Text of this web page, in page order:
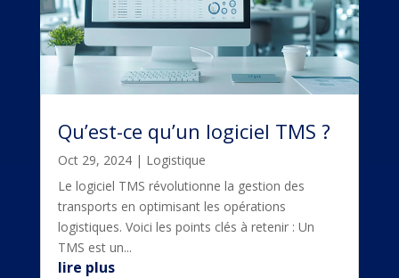
Qu’est-ce qu’un logiciel TMS ?
Oct 29, 2024| Logistique
Le logiciel TMS révolutionne la gestion des
transports en optimisant les opérations
logistiques. Voici les points clés à retenir : Un
TMS est un...
lire plus